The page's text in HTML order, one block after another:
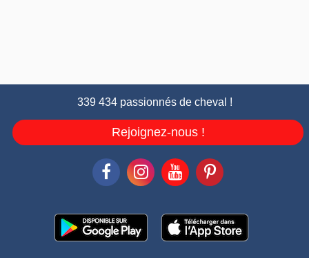
339 434 passionnés de cheval !
Rejoignez-nous !